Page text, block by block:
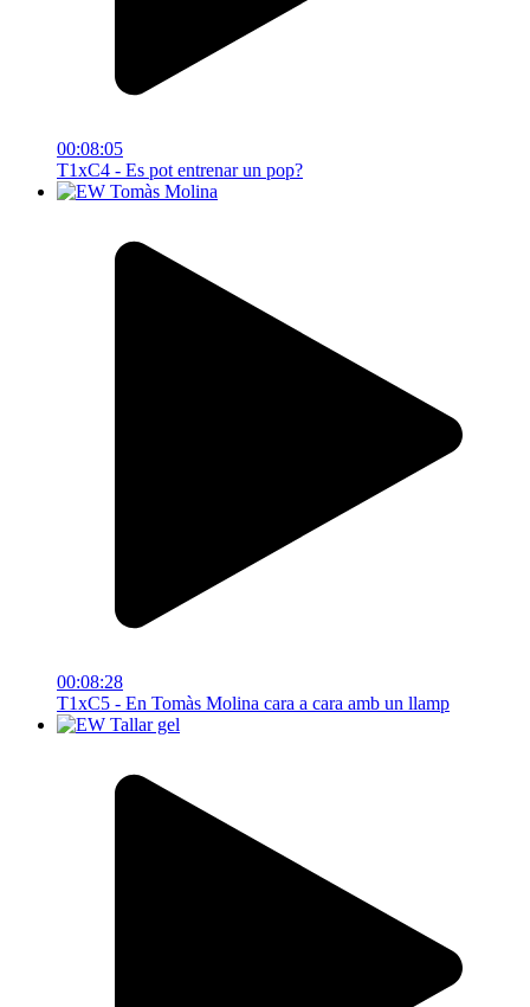
00:08:05
T1xC4 - Es pot entrenar un pop?
00:08:28
T1xC5 - En Tomàs Molina cara a cara amb un llamp